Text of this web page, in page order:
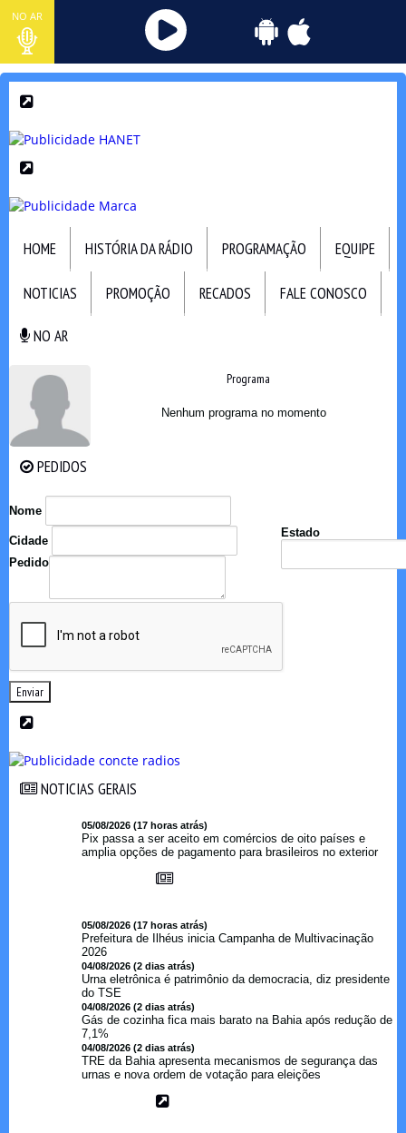
NO AR
HOME HISTÓRIA DA RÁDIO PROGRAMAÇÃO EQUIPE
NOTICIAS PROMOÇÃO RECADOS FALE CONOSCO
NO AR
Programa
Nenhum programa no momento
PEDIDOS
Nome
Cidade
Estado
Pedido
Enviar
NOTICIAS GERAIS
05/08/2026 (17 horas atrás)
Pix passa a ser aceito em comércios de oito países e
amplia opções de pagamento para brasileiros no exterior
05/08/2026 (17 horas atrás)
Prefeitura de Ilhéus inicia Campanha de Multivacinação
2026
04/08/2026 (2 dias atrás)
Urna eletrônica é patrimônio da democracia, diz presidente
do TSE
04/08/2026 (2 dias atrás)
Gás de cozinha fica mais barato na Bahia após redução de
7,1%
04/08/2026 (2 dias atrás)
TRE da Bahia apresenta mecanismos de segurança das
urnas e nova ordem de votação para eleições